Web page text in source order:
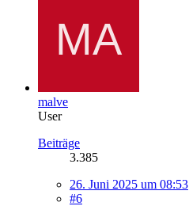
malve
User
Beiträge
3.385
26. Juni 2025 um 08:53
#6